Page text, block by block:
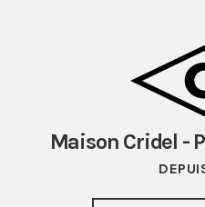
Maison Cridel -